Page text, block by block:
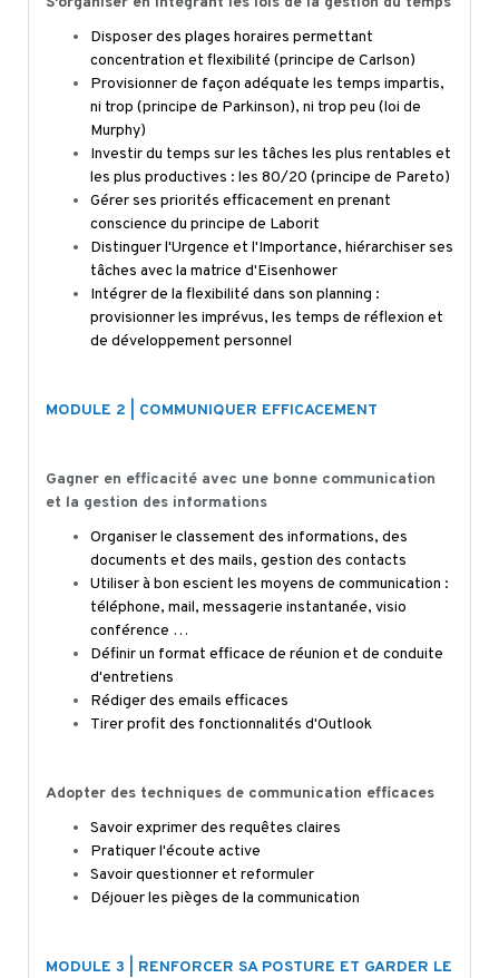
Disposer des plages horaires permettant
concentration et flexibilité (principe de Carlson)
Provisionner de façon adéquate les temps impartis,
ni trop (principe de Parkinson), ni trop peu (loi de
Murphy)
Investir du temps sur les tâches les plus rentables et
les plus productives : les 80/20 (principe de Pareto)
Gérer ses priorités efficacement en prenant
conscience du principe de Laborit
Distinguer l'Urgence et l'Importance, hiérarchiser ses
tâches avec la matrice d'Eisenhower
Intégrer de la flexibilité dans son planning :
provisionner les imprévus, les temps de réflexion et
de développement personnel
MODULE 2 | COMMUNIQUER EFFICACEMENT
Gagner en efficacité avec une bonne communication
et la gestion des informations
Organiser le classement des informations, des
documents et des mails, gestion des contacts
Utiliser à bon escient les moyens de communication :
téléphone, mail, messagerie instantanée, visio
conférence …
Définir un format efficace de réunion et de conduite
d'entretiens
Rédiger des emails efficaces
Tirer profit des fonctionnalités d'Outlook
Adopter des techniques de communication efficaces
Savoir exprimer des requêtes claires
Pratiquer l'écoute active
Savoir questionner et reformuler
Déjouer les pièges de la communication
MODULE 3 | RENFORCER SA POSTURE ET GARDER LE